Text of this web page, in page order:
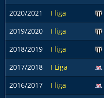
2020/2021
I liga
2019/2020
I liga
2018/2019
I liga
2017/2018
I Liga
2016/2017
I liga